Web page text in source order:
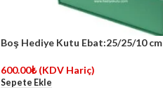
Boş Hediye Kutu Ebat:25/25/10 cm
600.00₺ (KDV Hariç)
Sepete Ekle